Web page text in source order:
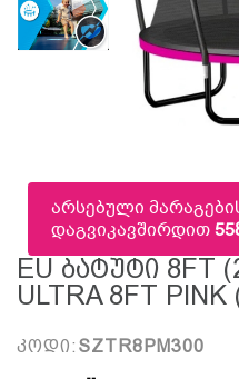
არსებული
დაგვიკავშირდით
EU Ბატუტი 8FT
ULTRA 8FT
კოდი: SZTR8PM300